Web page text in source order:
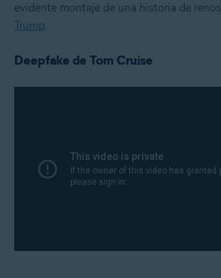
evidente montaje de una historia de renos
Trump.
Deepfake de Tom Cruise